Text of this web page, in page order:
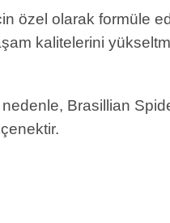
özel olarak formüle
kalitelerini
Brasillian